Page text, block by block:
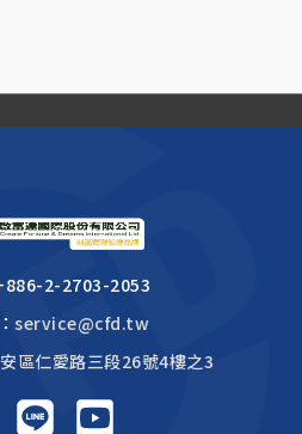
2-2703-2053
service@cfd.tw
區仁愛路三段26號4樓之3